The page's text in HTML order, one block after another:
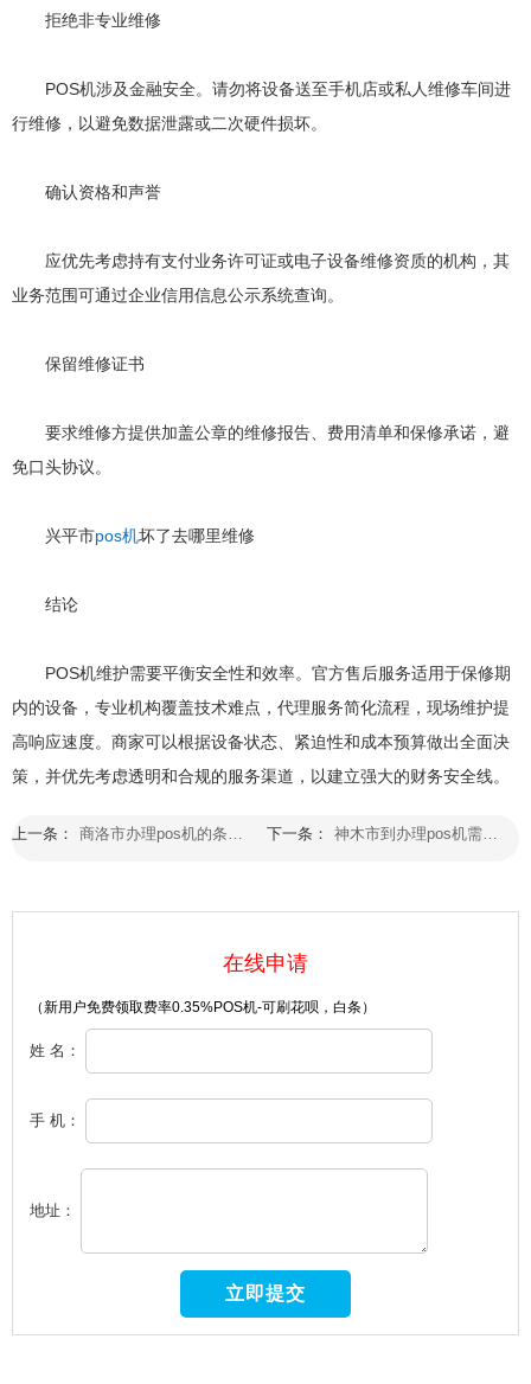
拒绝非专业维修
POS机涉及金融安全。请勿将设备送至手机店或私人维修车间进
行维修，以避免数据泄露或二次硬件损坏。
确认资格和声誉
应优先考虑持有支付业务许可证或电子设备维修资质的机构，其
业务范围可通过企业信用信息公示系统查询。
保留维修证书
要求维修方提供加盖公章的维修报告、费用清单和保修承诺，避
免口头协议。
兴平市‌pos机坏了去哪里维修
结论
POS机维护需要平衡安全性和效率。官方售后服务适用于保修期
内的设备，专业机构覆盖技术难点，代理服务简化流程，现场维护提
高响应速度。商家可以根据设备状态、紧迫性和成本预算做出全面决
策，并优先考虑透明和合规的服务渠道，以建立强大的财务安全线。
上一条： 商洛市办理pos机的条件是什么 下一条： 神木市到办理pos机需要什么手续
在线申请
（新用户免费领取费率0.35%POS机-可刷花呗，白条）
姓 名：
手 机：
地址：